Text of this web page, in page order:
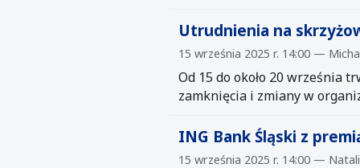
Utrudnienia na
15 września 2025 r. 14:00 —
Od 15 do około 20 września
zamknięcia i zmiany w
ING Bank Śląski z
15 września 2025 r. 14:00 —